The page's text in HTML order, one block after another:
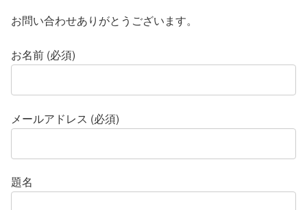
お問い合わせありがとうございます。
お名前 (必須)
メールアドレス (必須)
題名